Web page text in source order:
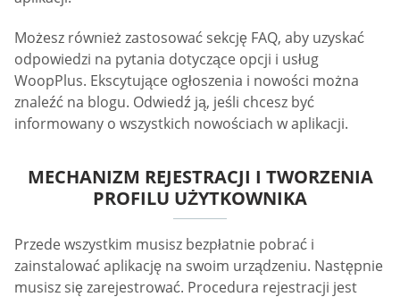
Możesz również zastosować sekcję FAQ, aby uzyskać
odpowiedzi na pytania dotyczące opcji i usług
WoopPlus. Ekscytujące ogłoszenia i nowości można
znaleźć na blogu. Odwiedź ją, jeśli chcesz być
informowany o wszystkich nowościach w aplikacji.
MECHANIZM REJESTRACJI I TWORZENIA
PROFILU UŻYTKOWNIKA
Przede wszystkim musisz bezpłatnie pobrać i
zainstalować aplikację na swoim urządzeniu. Następnie
musisz się zarejestrować. Procedura rejestracji jest